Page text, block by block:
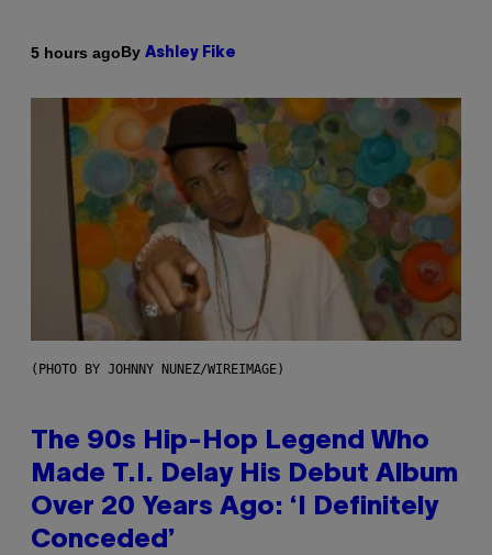
5 hours agoBy Ashley Fike
(PHOTO BY JOHNNY NUNEZ/WIREIMAGE)
The 90s Hip-Hop Legend Who
Made T.I. Delay His Debut Album
Over 20 Years Ago: ‘I Definitely
Conceded’